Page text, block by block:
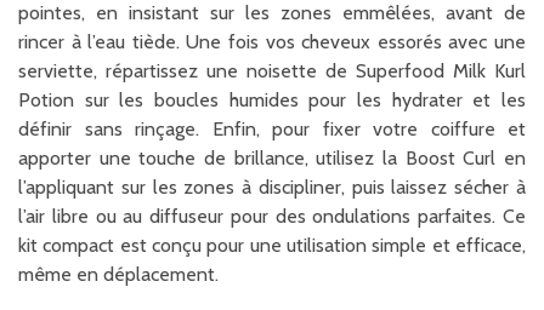
pointes, en insistant sur les zones emmêlées, avant de
rincer à l’eau tiède. Une fois vos cheveux essorés avec une
serviette, répartissez une noisette de Superfood Milk Kurl
Potion sur les boucles humides pour les hydrater et les
définir sans rinçage. Enfin, pour fixer votre coiffure et
apporter une touche de brillance, utilisez la Boost Curl en
l’appliquant sur les zones à discipliner, puis laissez sécher à
l’air libre ou au diffuseur pour des ondulations parfaites. Ce
kit compact est conçu pour une utilisation simple et efficace,
même en déplacement.